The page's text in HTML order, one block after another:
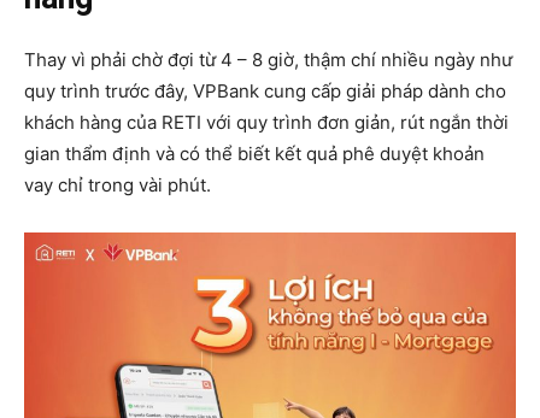
Thay vì phải chờ đợi từ 4 – 8 giờ, thậm chí nhiều ngày như
quy trình trước đây, VPBank cung cấp giải pháp dành cho
khách hàng của RETI với quy trình đơn giản, rút ngắn thời
gian thẩm định và có thể biết kết quả phê duyệt khoản
vay chỉ trong vài phút.